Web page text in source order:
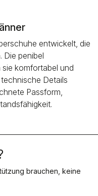
entwickelt, die
Die penibel
komfortabel und
Details
Passform,
brauchen, keine